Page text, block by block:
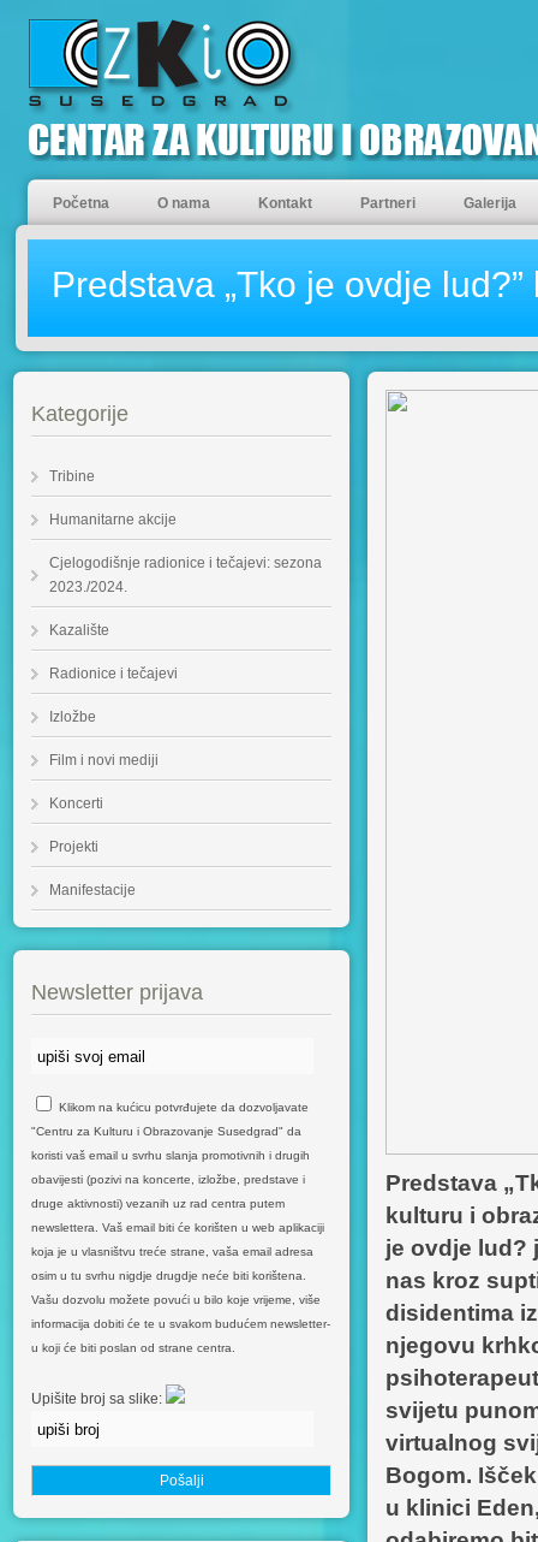
Početna O nama Kontakt Partneri Galerija
Predstava „Tko je ovdje
Kategorije
Tribine
Humanitarne akcije
Cjelogodišnje radionice i tečajevi: sezona
2023./2024.
Kazalište
Radionice i tečajevi
Izložbe
Film i novi mediji
Koncerti
Projekti
Manifestacije
Newsletter prijava
Klikom na kućicu potvrđujete da dozvoljavate
"Centru za Kulturu i Obrazovanje Susedgrad" da
koristi vaš email u svrhu slanja promotivnih i drugih
obavijesti (pozivi na koncerte, izložbe, predstave i
druge aktivnosti) vezanih uz rad centra putem
newslettera. Vaš email biti će korišten u web aplikaciji
koja je u vlasništvu treće strane, vaša email adresa
osim u tu svrhu nigdje drugdje neće biti korištena.
Vašu dozvolu možete povući u bilo koje vrijeme, više
informacija dobiti će te u svakom budućem newsletter-
u koji će biti poslan od strane centra.
Upišite broj sa slike:
Predstava
kulturu i
je ovdje lud?
nas kroz
disidentima
njegovu
svijetu
virtualnog
Bogom.
u klinici